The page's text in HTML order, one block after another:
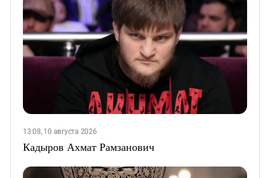
13:08, 10 августа 2026
Кадыров Ахмат Рамзанович